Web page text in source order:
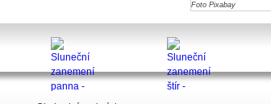
Foto Pixabay